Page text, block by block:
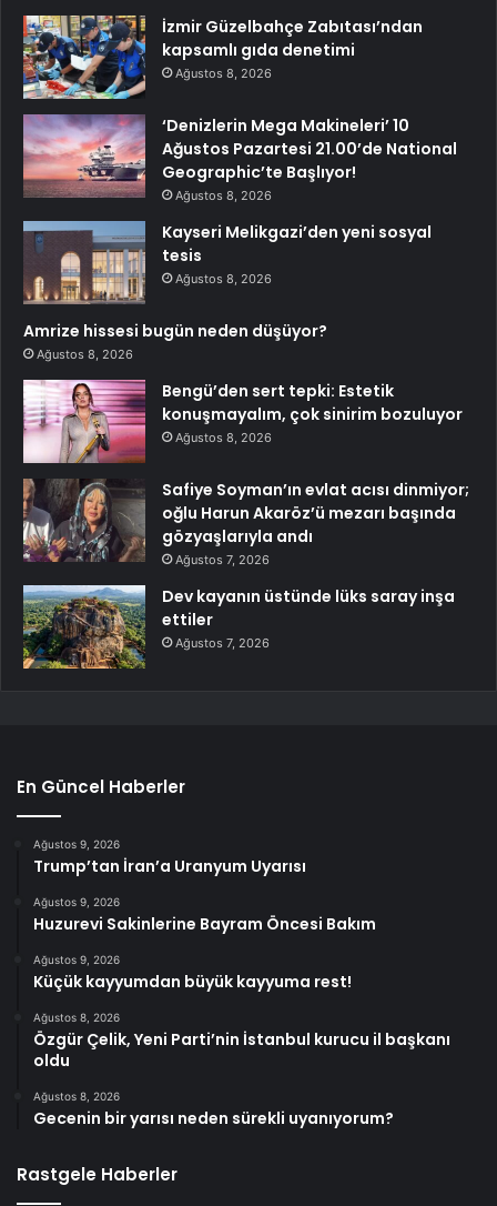
İzmir Güzelbahçe Zabıtası’ndan
kapsamlı gıda denetimi
Ağustos 8, 2026
‘Denizlerin Mega Makineleri’ 10
Ağustos Pazartesi 21.00’de National
Geographic’te Başlıyor!
Ağustos 8, 2026
Kayseri Melikgazi’den yeni sosyal
tesis
Ağustos 8, 2026
Amrize hissesi bugün neden düşüyor?
Ağustos 8, 2026
Bengü’den sert tepki: Estetik
konuşmayalım, çok sinirim bozuluyor
Ağustos 8, 2026
Safiye Soyman’ın evlat acısı dinmiyor;
oğlu Harun Akaröz’ü mezarı başında
gözyaşlarıyla andı
Ağustos 7, 2026
Dev kayanın üstünde lüks saray inşa
ettiler
Ağustos 7, 2026
En Güncel Haberler
Ağustos 9, 2026
Trump’tan İran’a Uranyum Uyarısı
Ağustos 9, 2026
Huzurevi Sakinlerine Bayram Öncesi Bakım
Ağustos 9, 2026
Küçük kayyumdan büyük kayyuma rest!
Ağustos 8, 2026
Özgür Çelik, Yeni Parti’nin İstanbul kurucu il başkanı
oldu
Ağustos 8, 2026
Gecenin bir yarısı neden sürekli uyanıyorum?
Rastgele Haberler